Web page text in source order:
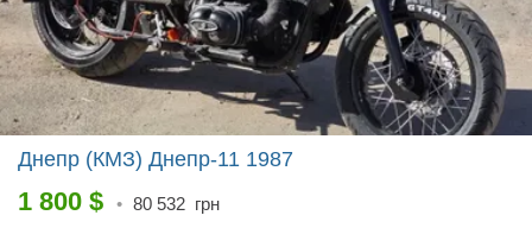
Днепр (КМЗ) Днепр-11 1987
1 800 $ • 80 532 грн